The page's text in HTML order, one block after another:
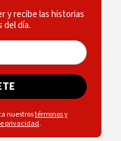
y recibe las historias
del día.
nuestrostérminos y
privacidad.